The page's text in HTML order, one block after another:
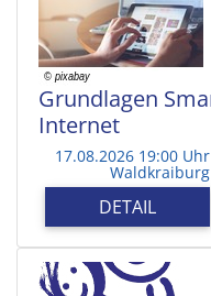
Grundlagen
Internet
17.08.2026 19:00 Uhr
Waldkraiburg
DETAIL